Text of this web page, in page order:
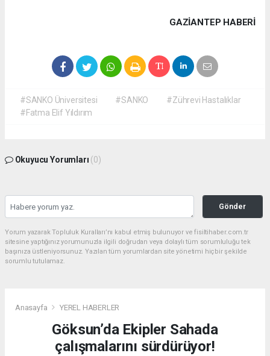
GAZIANTEP HABERİ
#SANKO Üniversitesi #SANKO
#Zührevi Hastalıklar
#Fatma Elif Yıldırım
Okuyucu Yorumları (0)
Gönder
Yorum yazarak Topluluk Kuralları’nı kabul etmiş bulunuyor ve fisiltihaber.com.tr
sitesine yaptığınız yorumunuzla ilgili doğrudan veya dolaylı tüm sorumluluğu tek
başınıza üstleniyorsunuz. Yazılan tüm yorumlardan site yönetimi hiçbir şekilde
sorumlu tutulamaz.
Anasayfa YEREL HABERLER
Göksun’da Ekipler Sahada
çalışmalarını sürdürüyor!